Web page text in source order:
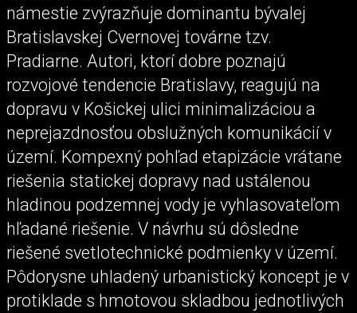
námestie zvýrazňuje dominantu bývalej
Bratislavskej Cvernovej továrne tzv.
Pradiarne. Autori, ktorí dobre poznajú
rozvojové tendencie Bratislavy, reagujú na
dopravu v Košickej ulici minimalizáciou a
neprejazdnosťou obslužných komunikácií v
území. Kompexný pohľad etapizácie vrátane
riešenia statickej dopravy nad ustálenou
hladinou podzemnej vody je vyhlasovateľom
hľadané riešenie. V návrhu sú dôsledne
riešené svetlotechnické podmienky v území.
Pôdorysne uhladený urbanistický koncept je v
protiklade s hmotovou skladbou jednotlivých